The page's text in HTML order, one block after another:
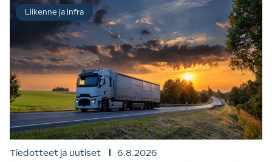
Tiedotteet ja uutiset 6.8.2026
Liikenne ja infra